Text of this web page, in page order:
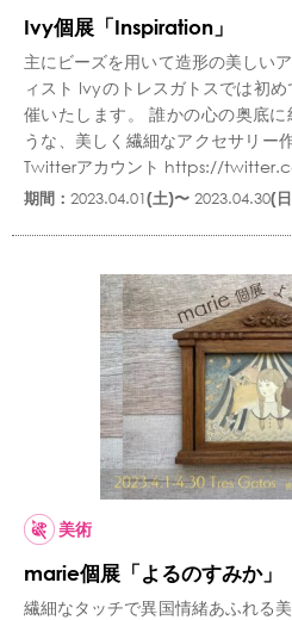
Ivy個展「Inspiration」
主にビーズを用いて造形の美しい
ィスト Ivyのトレスガトスでは初
催いたします。 誰かの心の奥底
うな、美しく繊細なアクセサリー
Twitterアカウント https://
期間： 2023.04.01(土)〜 2023.04.30(
美術
marie個展「よるのすみか」
繊細なタッチで異国情緒あふれる